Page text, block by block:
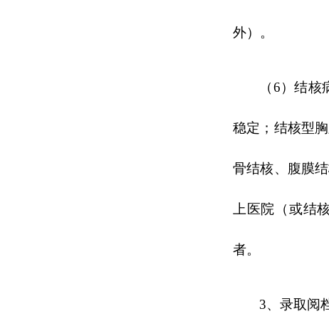
外）。
（6）结核
稳定；结核型
骨结核、腹膜
上医院（或结
者。
3、 录取阅